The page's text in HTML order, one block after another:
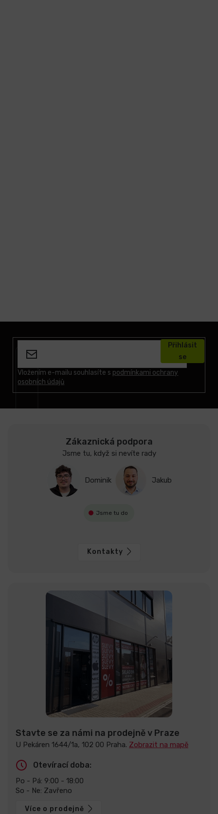
Vložením e-mailu souhlasíte s podmínkami ochrany
osobních údajů
Přihlásit
se
Zákaznická podpora
Jsme tu, když si nevíte rady
Dominik Jakub
Jsme tu do
Kontakty
Stavte se za námi na prodejně v Praze
U Pekáren 1644/1a, 102 00 Praha. Zobrazit na mapě
Otevírací doba:
Po - Pá: 9:00 - 18:00
So - Ne: Zavřeno
Více o prodejně